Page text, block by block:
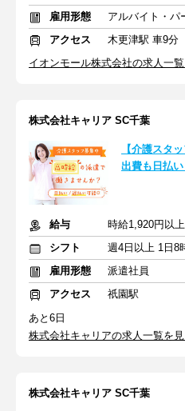
雇用形態
アルバイト・パ
アクセス
木更津駅 車9分
イオンモール株式会社の求人一
株式会社キャリア SC千葉
【介護スタ
出費も日払
給与
時給1,920円以
シフト
雇用形態
派遣社員
アクセス
祇園駅
あと6日
株式会社キャリアの求人一覧を
株式会社キャリア SC千葉